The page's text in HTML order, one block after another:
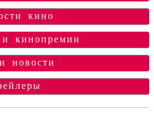
кино
кинопремии
новости